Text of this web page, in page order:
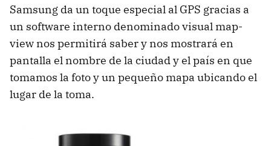
Samsung da un toque especial al GPS gracias a
un software interno denominado visual map-
view nos permitirá saber y nos mostrará en
pantalla el nombre de la ciudad y el país en que
tomamos la foto y un pequeño mapa ubicando el
lugar de la toma.